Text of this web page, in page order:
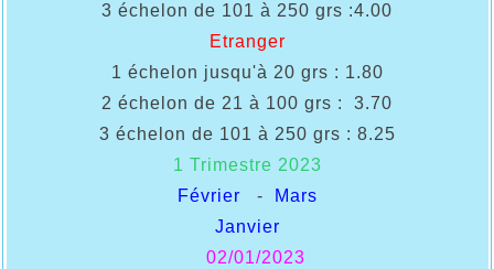
3 échelon de 101 à 250 grs :4.00
Etranger
1 échelon jusqu'à 20 grs : 1.80
2 échelon de 21 à 100 grs : 3.70
3 échelon de 101 à 250 grs : 8.25
1 Trimestre 2023
Février
-
Mars
Janvier
02/01/2023